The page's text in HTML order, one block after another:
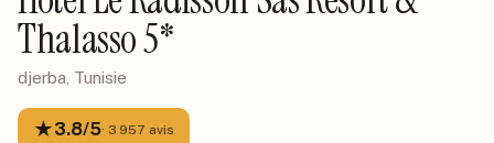
Thalasso 5*
djerba, Tunisie
★3.8/5· 3 957 avis